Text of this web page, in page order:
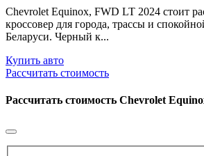
Chevrolet Equinox, FWD LT 2024 стоит
кроссовер для города, трассы и
Беларуси. Черный к...
Купить авто
Рассчитать стоимость
Рассчитать стоимость Chevrolet